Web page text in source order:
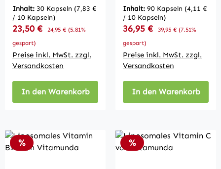
Inhalt: 30 Kapseln (7,83 €
/ 10 Kapseln)
Verkaufspreis:
23,50 € Regulärer Preis:
24,95 € (5.81%
gespart)
Preise inkl. MwSt. zzgl.
Versandkosten
In den Warenkorb
Vitamunda
Inhalt: 90 Kapseln (4,11 €
/ 10 Kapseln)
Verkaufspreis:
36,95 € Regulärer Preis:
39,95 € (7.51%
gespart)
Preise inkl. MwSt. zzgl.
Versandkosten
In den Warenkorb
Rabatt
% Rabatt
%